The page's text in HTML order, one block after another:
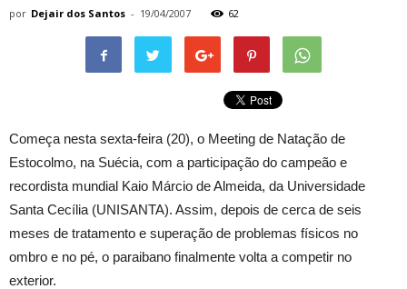
por Dejair dos Santos - 19/04/2007 62
Começa nesta sexta-feira (20), o Meeting de Natação de
Estocolmo, na Suécia, com a participação do campeão e
recordista mundial Kaio Márcio de Almeida, da Universidade
Santa Cecília (UNISANTA). Assim, depois de cerca de seis
meses de tratamento e superação de problemas físicos no
ombro e no pé, o paraibano finalmente volta a competir no
exterior.